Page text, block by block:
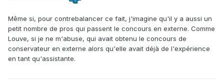
Même si, pour contrebalancer ce fait, j'imagine qu'il y a aussi un
petit nombre de pros qui passent le concours en externe. Comme
Louve, si je ne m'abuse, qui avait obtenu le concours de
conservateur en externe alors qu'elle avait déjà de l'expérience
en tant qu'assistante.